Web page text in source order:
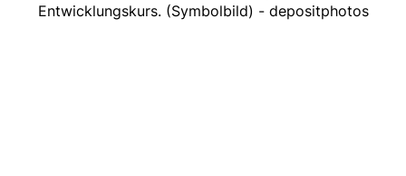
Entwicklungskurs. (Symbolbild) - depositphotos